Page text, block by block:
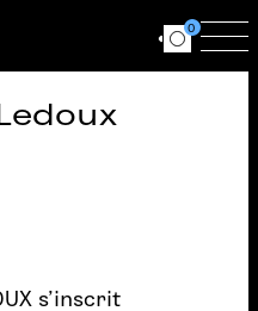
Ouvrir le
0
s’inscrit